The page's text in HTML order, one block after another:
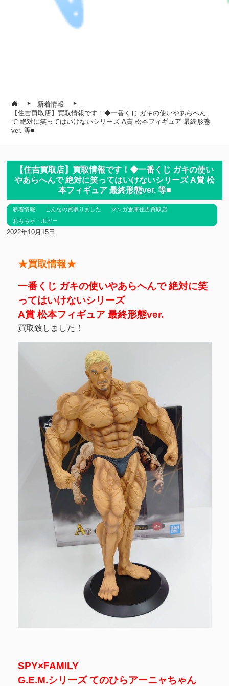
新着情報
【住吉買取店】買取情報です！◆一番くじ ガキの使いやあらへん
で 絶対に笑ってはいけないシリーズ A賞 松本フィギュア 最終形態
ver. 等■
【住吉買取店】買取情報です！◆一番くじ ガキの使い
やあらへんで 絶対に笑ってはいけないシリーズ A賞 松
本フィギュア 最終形態ver. 等■
新着情報 こんなの買取りました
マンガ倉庫住吉買取店
おもちゃ・ホビー
2022年10月15日
★買取情報★
一番くじ ガキの使いやあらへんで 絶対に笑
ってはいけないシリーズ
A賞 松本フィギュア 最終形態ver.
買取致しました！
SPY×FAMILY
G.E.M.シリーズ てのひらアーニャちゃん